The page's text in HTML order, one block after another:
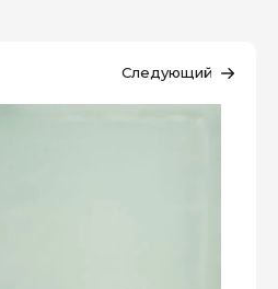
Следующий